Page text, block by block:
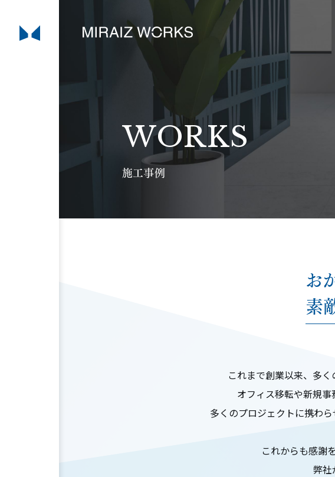
WORKS
施工事例
お
素
これまで創業以来、多
オフィス移転や新規
多くのプロジェクトに携わ
これからも感謝
弊社